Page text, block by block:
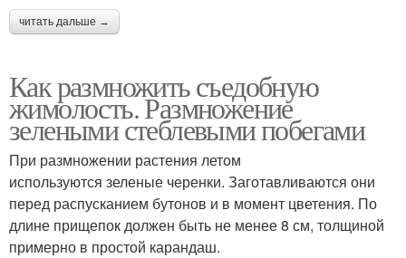
читать дальше →
Как размножить съедобную
жимолость. Размножение
зелеными стеблевыми побегами
При размножении растения летом
используются зеленые черенки. Заготавливаются они
перед распусканием бутонов и в момент цветения. По
длине прищепок должен быть не менее 8 см, толщиной
примерно в простой карандаш.